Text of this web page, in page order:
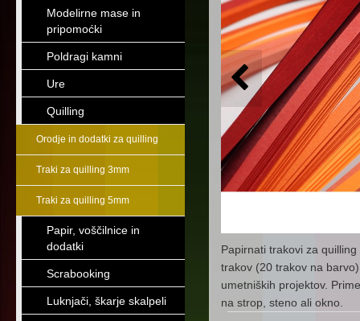
Modelirne mase in
pripomoćki
Poldragi kamni
Ure
Quilling
Orodje in dodatki za quilling
Traki za quilling 3mm
Traki za quilling 5mm
Papir, voščilnice in
dodatki
Scrabooking
Luknjači, škarje skalpeli
Papirnati trakovi za
trakov (20 trakov na
umetniških projektov.
na strop, steno ali okno.